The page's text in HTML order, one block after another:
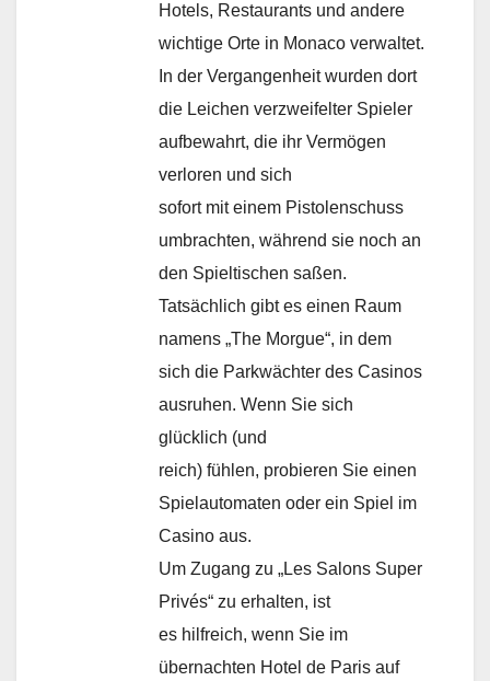
Hotels, Restaurants und andere
wichtige Orte in Monaco verwaltet.
In der Vergangenheit wurden dort
die Leichen verzweifelter Spieler
aufbewahrt, die ihr Vermögen
verloren und sich
sofort mit einem Pistolenschuss
umbrachten, während sie noch an
den Spieltischen saßen.
Tatsächlich gibt es einen Raum
namens „The Morgue“, in dem
sich die Parkwächter des Casinos
ausruhen. Wenn Sie sich
glücklich (und
reich) fühlen, probieren Sie einen
Spielautomaten oder ein Spiel im
Casino aus.
Um Zugang zu „Les Salons Super
Privés“ zu erhalten, ist
es hilfreich, wenn Sie im
übernachten Hotel de Paris auf